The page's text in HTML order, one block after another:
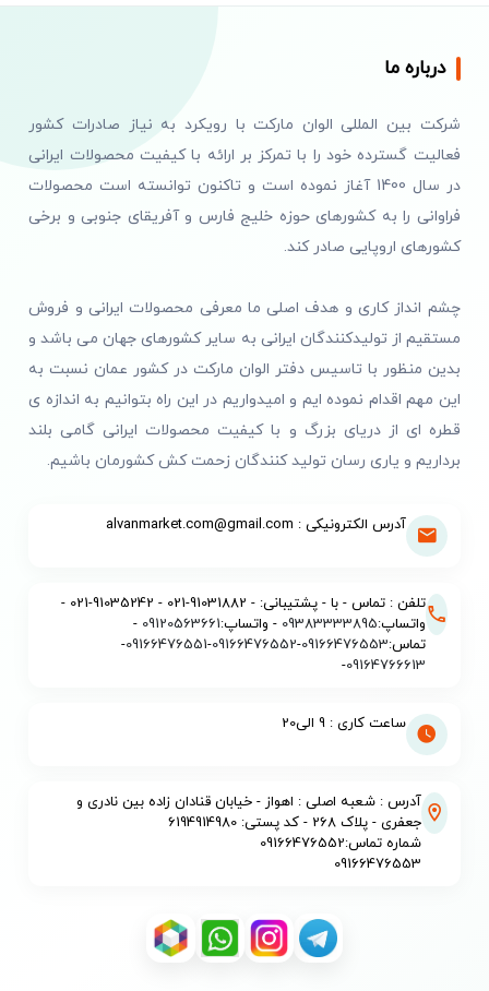
درباره ما
شرکت بین المللی الوان مارکت با رویکرد به نیاز صادرات کشور
فعالیت گسترده خود را با تمرکز بر ارائه با کیفیت محصولات ایرانی
در سال 1400 آغاز نموده است و تاکنون توانسته است محصولات
فراوانی را به کشورهای حوزه خلیج فارس و آفریقای جنوبی و برخی
کشورهای اروپایی صادر کند.
چشم انداز کاری و هدف اصلی ما معرفی محصولات ایرانی و فروش
مستقیم از تولیدکنندگان ایرانی به سایر کشورهای جهان می باشد و
بدین منظور با تاسیس دفتر الوان مارکت در کشور عمان نسبت به
این مهم اقدام نموده ایم و امیدواریم در این راه بتوانیم به اندازه ی
قطره ای از دریای بزرگ و با کیفیت محصولات ایرانی گامی بلند
برداریم و یاری رسان تولید کنندگان زحمت کش کشورمان باشیم.
آدرس الکترونیکی : alvanmarket.com@gmail.com
تلفن : تماس - با - پشتیبانی: - 91031882-021 - 91035242-021 -
واتساپ:09383333895 - واتساپ:09120563661
-
تماس:09166476553
-
09166476552
-
09166476551
-
09164766613
-
ساعت کاری : 9 الی20
آدرس : شعبه اصلی : اهواز - خیابان قنادان زاده بین نادری و
جعفری - پلاک 268 - کد پستی: 6194914980
شماره تماس:09166476552
09166476553